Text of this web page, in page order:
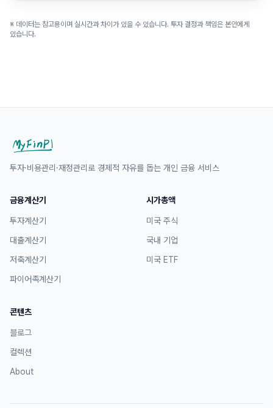
※ 데이터는 참고용이며 실시간과 차이가 있을 수 있습니다. 투자 결정과 책임은 본인에게
있습니다.
투자·비용관리·재정관리로 경제적 자유를 돕는 개인 금융 서비스
금융계산기
투자계산기
대출계산기
저축계산기
파이어족계산기
시가총액
미국 주식
국내 기업
미국 ETF
콘텐츠
블로그
컬렉션
About